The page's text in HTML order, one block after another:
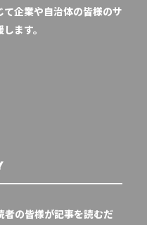
企業や自治体の皆様のサ
ます。
の皆様が記事を読むだ